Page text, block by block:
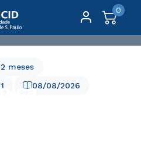
0
Nutrição Clínica
08/08/2026
meses